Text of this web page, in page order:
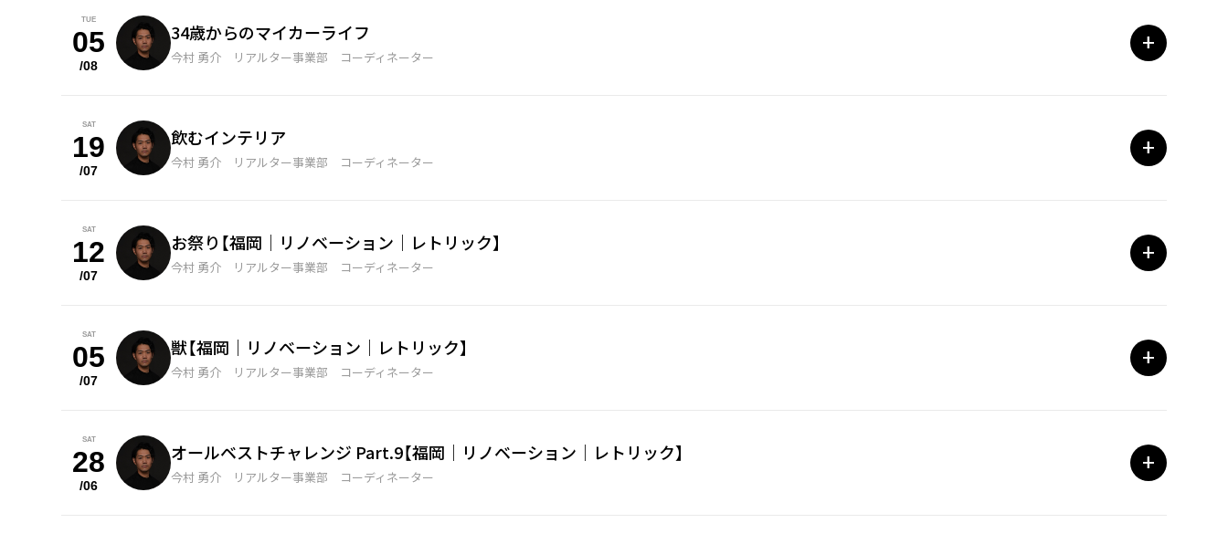
TUE
05
/08
34歳からのマイカーライフ
今村 勇介 リアルター事業部 コーディネーター +
SAT
19
/07
飲むインテリア
今村 勇介 リアルター事業部 コーディネーター +
SAT
12
/07
お祭り【福岡｜リノベーション｜レトリック】
今村 勇介 リアルター事業部 コーディネーター +
SAT
05
/07
獣【福岡｜リノベーション｜レトリック】
今村 勇介 リアルター事業部 コーディネーター +
SAT
28
/06
オールベストチャレンジ Part.9【福岡｜リノベーション｜レトリック】
今村 勇介 リアルター事業部 コーディネーター +